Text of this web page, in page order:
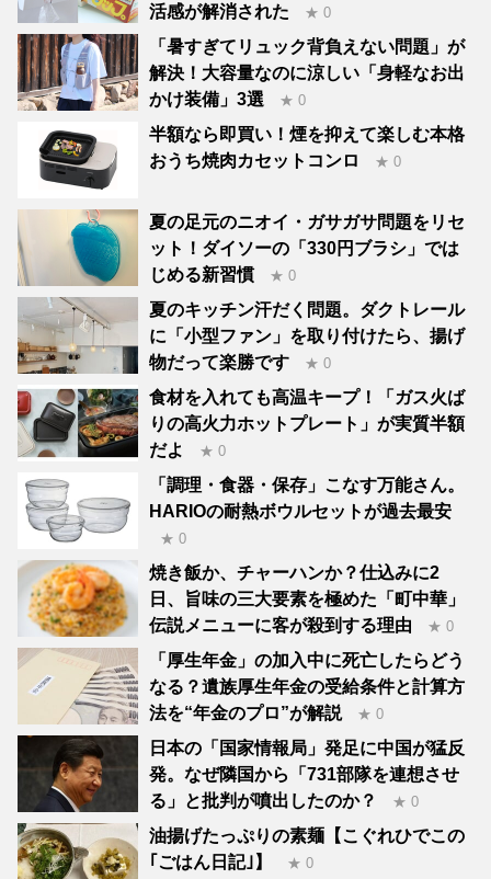
活感が解消された
★ 0
「暑すぎてリュック背負えない問題」が
解決！大容量なのに涼しい「身軽なお出
かけ装備」3選
★ 0
半額なら即買い！煙を抑えて楽しむ本格
おうち焼肉カセットコンロ
★ 0
夏の足元のニオイ・ガサガサ問題をリセ
ット！ダイソーの「330円ブラシ」では
じめる新習慣
★ 0
夏のキッチン汗だく問題。ダクトレール
に「小型ファン」を取り付けたら、揚げ
物だって楽勝です
★ 0
食材を入れても高温キープ！「ガス火ば
りの高火力ホットプレート」が実質半額
だよ
★ 0
「調理・食器・保存」こなす万能さん。
HARIOの耐熱ボウルセットが過去最安
★ 0
焼き飯か、チャーハンか？仕込みに2
日、旨味の三大要素を極めた「町中華」
伝説メニューに客が殺到する理由
★ 0
「厚生年金」の加入中に死亡したらどう
なる？遺族厚生年金の受給条件と計算方
法を“年金のプロ”が解説
★ 0
日本の「国家情報局」発足に中国が猛反
発。なぜ隣国から「731部隊を連想させ
る」と批判が噴出したのか？
★ 0
油揚げたっぷりの素麺【こぐれひでこの
｢ごはん日記｣】
★ 0